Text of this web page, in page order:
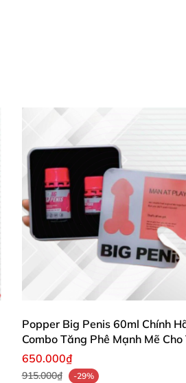
Popper Big Penis 60ml Chính
Combo Tăng Phê Mạnh Mẽ Cho
Bot
650.000₫
915.000₫
-29%